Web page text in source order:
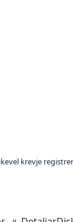
krevje